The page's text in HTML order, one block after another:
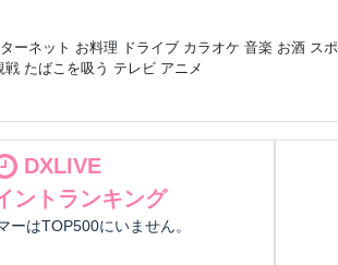
ーネット お料理 ドライブ カラオケ 音楽 お酒 スポ
戦 たばこを吸う テレビ アニメ
DXLIVE
ントランキング
ーはTOP500にいません。